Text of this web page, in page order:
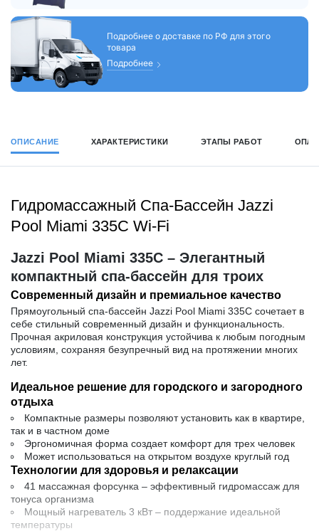
Подробнее о доставке по РФ для этого
товара
Подробнее
ОПИСАНИЕ ХАРАКТЕРИСТИКИ ЭТАПЫ РАБОТ
Гидромассажный Спа-Бассейн Jazzi
Pool Miami 335C Wi-Fi
Jazzi Pool Miami 335C – Элегантный
компактный спа-бассейн для троих
Современный дизайн и премиальное качество
Прямоугольный спа-бассейн Jazzi Pool Miami 335C сочетает в
себе стильный современный дизайн и функциональность.
Прочная акриловая конструкция устойчива к любым погодным
условиям, сохраняя безупречный вид на протяжении многих
лет.
Идеальное решение для городского и загородного
отдыха
Компактные размеры позволяют установить как в квартире,
так и в частном доме
Эргономичная форма создает комфорт для трех человек
Может использоваться на открытом воздухе круглый год
Технологии для здоровья и релаксации
41 массажная форсунка – эффективный гидромассаж для
тонуса организма
Мощный нагреватель 3 кВт – поддержание идеальной
температуры